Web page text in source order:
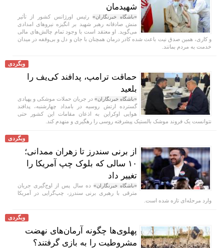
شهیدمان
«باشگاه خبرنگاران» رئیس اورژانس کشور از تأثیر
منش صادقانه رهبر شهید بر انگیزه نیرو‌های امدادی
می‌گوید. او معتقد است با وجود تمام چالش‌های مالی
و کاری، همین صدق نیت باعث شده کادر درمان همچنان با جان و دل و بی‌وقفه در میدان
خدمت به مردم بمانند.
وبگردی
حماقت ترامپ، پدافند کی‌یف را
بلعید
«باشگاه خبرنگاران» در جریان حملات موشکی و پهپادی
گسترده ارتش روسیه در بامداد چهارشنبه، پدافند
هوایی اوکراین به اذعان مقامات این کشور حتی
نتوانست یک فروند موشک بالستیک پیشرفته روسی را رهگیری و منهدم کند.
وبگردی
از برنی سندرز تا زهران ممدانی؛
۱۰ سالی که بلوک چپ آمریکا را
تغییر داد
«باشگاه خبرنگاران» ده سال پس از اوج‌گیری جریان
مترقی با رهبری برنی سندرز، چپ‌گرایی در آمریکا
وارد مرحله‌ای تازه شده است.
وبگردی
پهلوی‌ها چگونه آرمان‌های نهضت
مشروطیت را به بازی گرفتند؟